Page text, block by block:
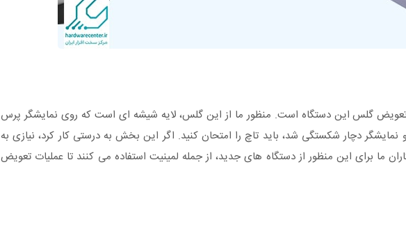
تعویض گلس این دستگاه است. منظور ما از این گلس، لایه شیشه ای است که روی نمایشگر پرس
دچار شکستگی شد، باید تاچ را امتحان کنید. اگر این بخش به درستی کار کرد، نیازی به
این منظور از دستگاه های جدید، از جمله لمینیت استفاده می کنند تا عملیات تعویض